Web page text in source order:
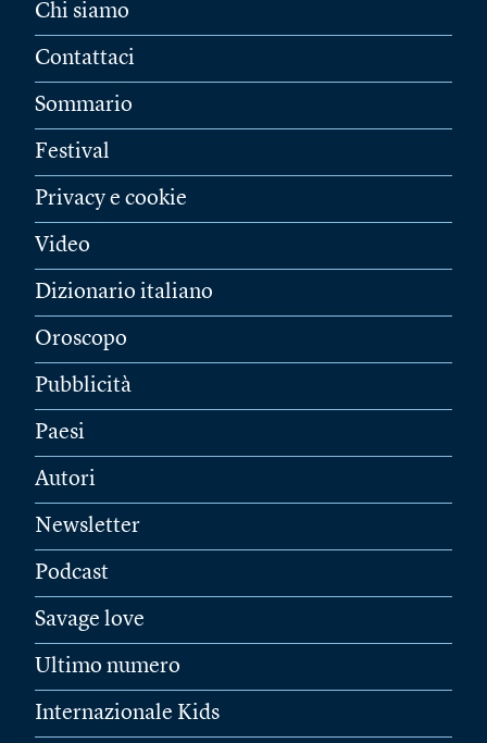
Chi siamo
Contattaci
Sommario
Festival
Privacy e cookie
Video
Dizionario italiano
Oroscopo
Pubblicità
Paesi
Autori
Newsletter
Podcast
Savage love
Ultimo numero
Internazionale Kids